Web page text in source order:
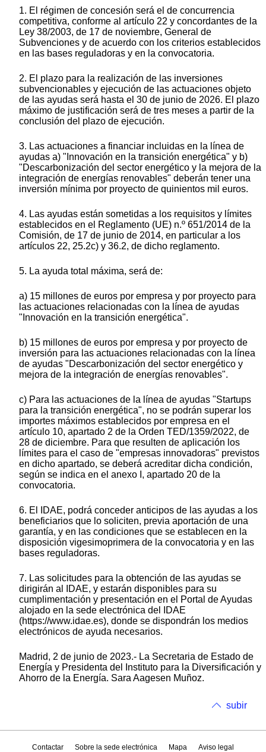
1. El régimen de concesión será el de concurrencia
competitiva, conforme al artículo 22 y concordantes de la
Ley 38/2003, de 17 de noviembre, General de
Subvenciones y de acuerdo con los criterios establecidos
en las bases reguladoras y en la convocatoria.
2. El plazo para la realización de las inversiones
subvencionables y ejecución de las actuaciones objeto
de las ayudas será hasta el 30 de junio de 2026. El plazo
máximo de justificación será de tres meses a partir de la
conclusión del plazo de ejecución.
3. Las actuaciones a financiar incluidas en la línea de
ayudas a) "Innovación en la transición energética" y b)
"Descarbonización del sector energético y la mejora de la
integración de energías renovables" deberán tener una
inversión mínima por proyecto de quinientos mil euros.
4. Las ayudas están sometidas a los requisitos y límites
establecidos en el Reglamento (UE) n.º 651/2014 de la
Comisión, de 17 de junio de 2014, en particular a los
artículos 22, 25.2c) y 36.2, de dicho reglamento.
5. La ayuda total máxima, será de:
a) 15 millones de euros por empresa y por proyecto para
las actuaciones relacionadas con la línea de ayudas
"Innovación en la transición energética".
b) 15 millones de euros por empresa y por proyecto de
inversión para las actuaciones relacionadas con la línea
de ayudas "Descarbonización del sector energético y
mejora de la integración de energías renovables".
c) Para las actuaciones de la línea de ayudas "Startups
para la transición energética", no se podrán superar los
importes máximos establecidos por empresa en el
artículo 10, apartado 2 de la Orden TED/1359/2022, de
28 de diciembre. Para que resulten de aplicación los
límites para el caso de "empresas innovadoras" previstos
en dicho apartado, se deberá acreditar dicha condición,
según se indica en el anexo I, apartado 20 de la
convocatoria.
6. El IDAE, podrá conceder anticipos de las ayudas a los
beneficiarios que lo soliciten, previa aportación de una
garantía, y en las condiciones que se establecen en la
disposición vigesimoprimera de la convocatoria y en las
bases reguladoras.
7. Las solicitudes para la obtención de las ayudas se
dirigirán al IDAE, y estarán disponibles para su
cumplimentación y presentación en el Portal de Ayudas
alojado en la sede electrónica del IDAE
(https://www.idae.es), donde se dispondrán los medios
electrónicos de ayuda necesarios.
Madrid, 2 de junio de 2023.- La Secretaria de Estado de
Energía y Presidenta del Instituto para la Diversificación y
Ahorro de la Energía. Sara Aagesen Muñoz.
subir
Contactar Sobre la sede electrónica Mapa
Aviso legal